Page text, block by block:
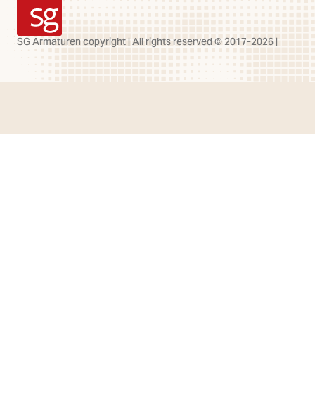
SG Armaturen
SG Armaturen copyright | All rights reserved © 2017-2026 |